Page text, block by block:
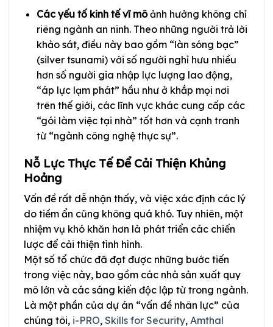
Các yếu tố kinh tế vĩ môảnh hưởng không chỉ
riêng ngành an ninh. Theo những người trả lời
khảo sát, điều này bao gồm “làn sóng bạc”
(silver tsunami) với số người nghỉ hưu nhiều
hơn số người gia nhập lực lượng lao động,
“áp lực lạm phát” hầu như ở khắp mọi nơi
trên thế giới, các lĩnh vực khác cung cấp các
“gói làm việc tại nhà” tốt hơn và cạnh tranh
từ “ngành công nghệ thực sự”.
Nỗ Lực Thực Tế Để Cải Thiện Khủng
Hoảng
Vấn đề rất dễ nhận thấy, và việc xác định các lý
do tiềm ẩn cũng không quá khó. Tuy nhiên, một
nhiệm vụ khó khăn hơn là phát triển các chiến
lược để cải thiện tình hình.
Một số tổ chức đã đạt được những bước tiến
trong việc này, bao gồm các nhà sản xuất quy
mô lớn và các sáng kiến độc lập từ trong ngành.
Là một phần của dự án “vấn đề nhân lực” của
chúng tôi, i-PRO, Skills for Security, Amthal